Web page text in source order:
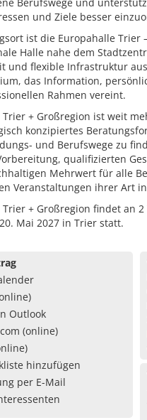
und Ziele besser
ist die Europahalle Trier
Halle nahe dem
und flexible Infrastruktur
das Information,
Rahmen vereint.
+ Großregion ist weit
konzipiertes
und Berufswege zu
qualifizierten
Mehrwert für alle
Veranstaltungen ihrer Art
Trier + Großregion findet an
Mai 2027 in Trier statt.
Outlook
(online)
hinzufügen
per E-Mail